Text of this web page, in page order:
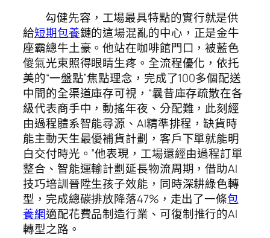
勾健先容，工場最具特點的實行就是供
給短期包養鏈的這場混亂的中心，正是金牛
座霸總牛土豪。他站在咖啡館門口，被藍色
傻氣光束照得眼睛生疼。全流程優化，依托
美的“一盤點”焦點理念，完成了100多個配送
中間的全渠道庫存可視，“曩昔庫存疏散在各
級代表商手中，動搖年夜、分配難，此刻經
由過程體系智能尋源、AI精準排程，缺貨時
能主動天生最優補貨計劃，客戶下單就能明
白交付時光。”他表現，工場還經由過程訂單
整合、智能運輸計劃延長物流周期，借助AI
技巧培訓晉陞生孩子效能，同時深耕綠色轉
型，完成總碳排放降落47%，走出了一條包
養網適配花費品制造行業、可復制推行的AI
轉型之路。